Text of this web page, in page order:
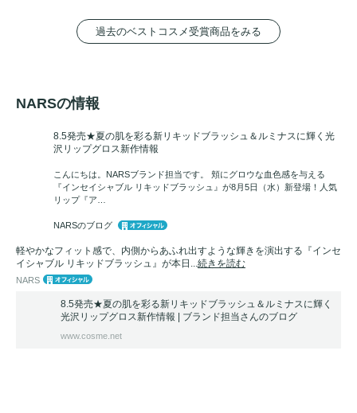
過去のベストコスメ受賞商品をみる
NARSの情報
8.5発売★夏の肌を彩る新リキッドブラッシュ＆ルミナスに輝く光
沢リップグロス新作情報
こんにちは。NARSブランド担当です。 頬にグロウな血色感を与える
『インセイシャブル リキッドブラッシュ』が8月5日（水）新登場！人気
リップ『ア…
NARSのブログ
軽やかなフィット感で、内側からあふれ出すような輝きを演出する『インセ
イシャブル リキッドブラッシュ』が本日... 続きを読む
NARS
8.5発売★夏の肌を彩る新リキッドブラッシュ＆ルミナスに輝く
光沢リップグロス新作情報 | ブランド担当さんのブログ
www.cosme.net